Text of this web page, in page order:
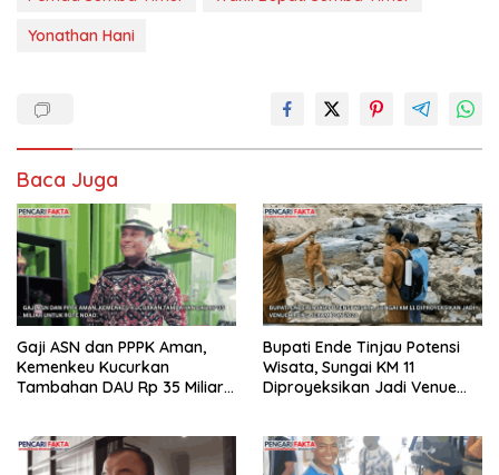
Yonathan Hani
Baca Juga
Gaji ASN dan PPPK Aman,
Kemenkeu Kucurkan
Tambahan DAU Rp 35 Miliar
Bupati Ende Tinjau Potensi
Wisata, Sungai KM 11
Diproyeksikan Jadi Venue